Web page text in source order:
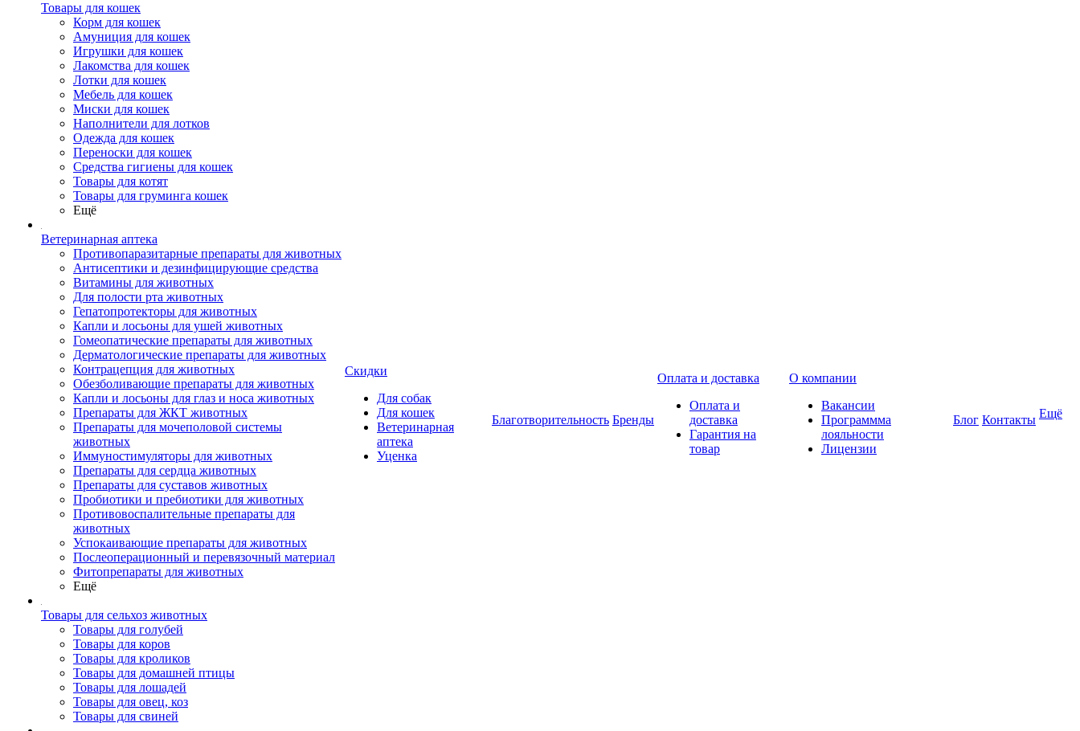
Товары для кошек
Корм для кошек
Амуниция для кошек
Игрушки для кошек
Лакомства для кошек
Лотки для кошек
Мебель для кошек
Миски для кошек
Наполнители для лотков
Одежда для кошек
Переноски для кошек
Средства гигиены для кошек
Товары для котят
Товары для груминга кошек
Ещё
Ветеринарная аптека
Противопаразитарные препараты для животных
Антисептики и дезинфицирующие средства
Витамины для животных
Для полости рта животных
Гепатопротекторы для животных
Капли и лосьоны для ушей животных
Гомеопатические препараты для животных
Дерматологические препараты для животных
Контрацепция для животных
Обезболивающие препараты для животных
Капли и лосьоны для глаз и носа животных
Препараты для ЖКТ животных
Препараты для мочеполовой системы
животных
Иммуностимуляторы для животных
Препараты для сердца животных
Препараты для суставов животных
Пробиотики и пребиотики для животных
Противовоспалительные препараты для
животных
Успокаивающие препараты для животных
Послеоперационный и перевязочный материал
Фитопрепараты для животных
Ещё
Товары для сельхоз животных
Товары для голубей
Товары для коров
Товары для кроликов
Товары для домашней птицы
Товары для лошадей
Товары для овец, коз
Товары для свиней
Скидки
Для собак
Для кошек
Ветеринарная
аптека
Уценка
Благотворительность Бренды
Оплата и доставка
Оплата и
доставка
Гарантия на
товар
О компании
Вакансии
Программма
лояльности
Лицензии
Блог Контакты Ещё